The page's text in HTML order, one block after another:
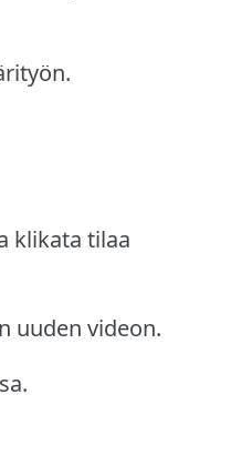
klikata tilaa
uuden videon.